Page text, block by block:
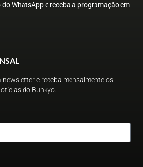
WhatsApp e receba a programação em
newsletter e receba mensalmente os
do Bunkyo.